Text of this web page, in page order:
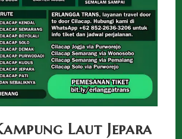
Laut Jepara